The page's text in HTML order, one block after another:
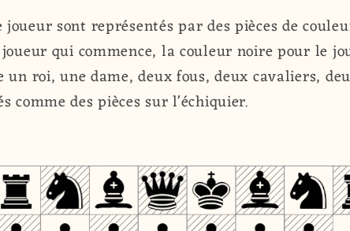
joueur sont représentés par des pièces de
qui commence, la couleur noire pour le
un roi, une dame, deux fous, deux cavaliers,
comme des pièces sur l'échiquier.